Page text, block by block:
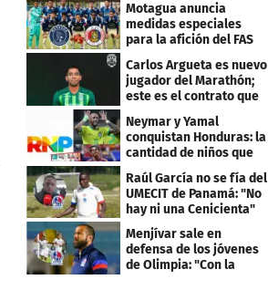
Motagua anuncia
medidas especiales
para la afición del FAS
de El Salvador
Carlos Argueta es nuevo
jugador del Marathón;
este es el contrato que
Neymar y Yamal
conquistan Honduras: la
cantidad de niños que
llevan sus nombres
Raúl García no se fía del
UMECIT de Panamá: "No
hay ni una Cenicienta"
Menjívar sale en
defensa de los jóvenes
de Olimpia: "Con la